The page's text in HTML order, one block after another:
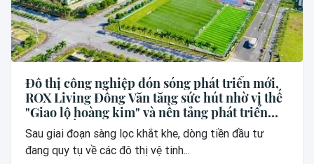
Đô thị công nghiệp đón sóng phát triển mới,
ROX Living Đồng Văn tăng sức hút nhờ vị thế
"Giao lộ hoàng kim" và nền tảng phát triển
vững chắc
Sau giai đoạn sàng lọc khắt khe, dòng tiền đầu tư
đang quy tụ về các đô thị vệ tinh...